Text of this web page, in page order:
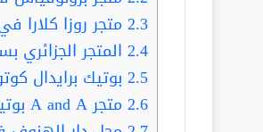
2.3متجر روزا كلارا
2.4 المتجر
2.5 بوتيك برايدال
2.6متجر A and A بوتيكات